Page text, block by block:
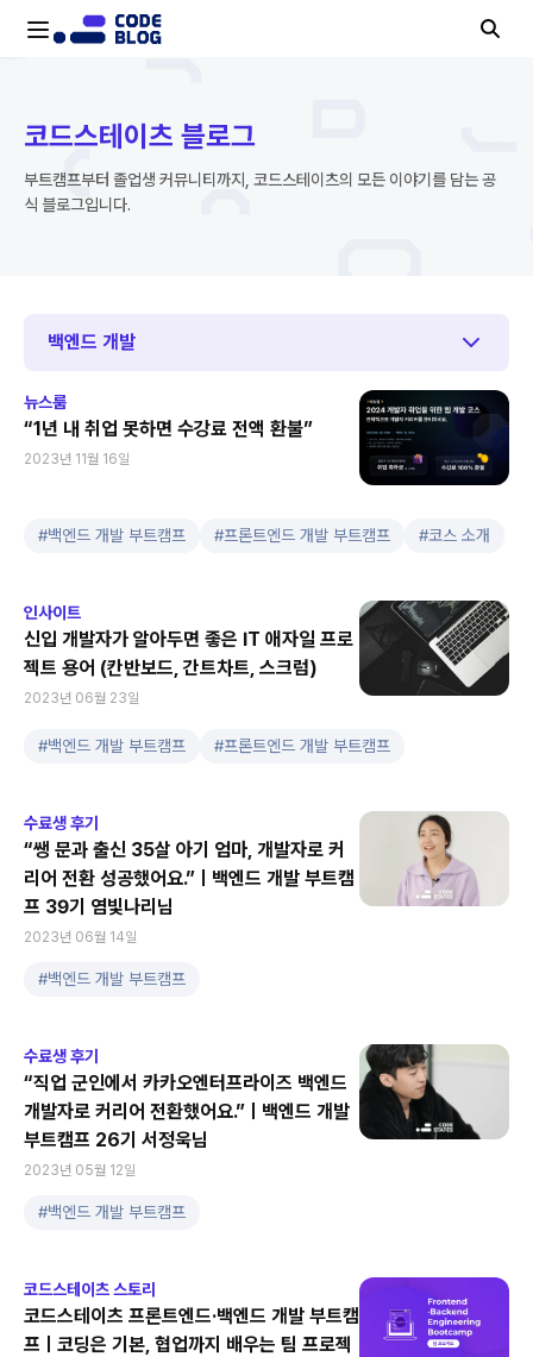
코드스테이츠 블로그
부트캠프부터 졸업생 커뮤니티까지, 코드스테이츠의 모든 이야기를 담는 공
식 블로그입니다.
백엔드 개발
뉴스룸
“1년 내 취업 못하면 수강료 전액 환불”
2023년 11월 16일
#백엔드 개발 부트캠프 #프론트엔드 개발 부트캠프 #코스 소개
인사이트
신입 개발자가 알아두면 좋은 IT 애자일 프로
젝트 용어 (칸반보드, 간트차트, 스크럼)
2023년 06월 23일
#백엔드 개발 부트캠프 #프론트엔드 개발 부트캠프
수료생 후기
“쌩 문과 출신 35살 아기 엄마, 개발자로 커
리어 전환 성공했어요.”ㅣ백엔드 개발 부트캠
프 39기 염빛나리님
2023년 06월 14일
#백엔드 개발 부트캠프
수료생 후기
“직업 군인에서 카카오엔터프라이즈 백엔드
개발자로 커리어 전환했어요.”ㅣ백엔드 개발
부트캠프 26기 서정욱님
2023년 05월 12일
#백엔드 개발 부트캠프
코드스테이츠 스토리
코드스테이츠 프론트엔드·백엔드 개발 부트캠
프ㅣ코딩은 기본, 협업까지 배우는 팀 프로젝